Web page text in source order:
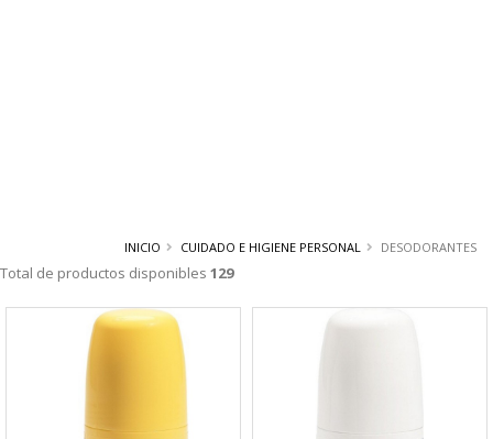
INICIO CUIDADO E HIGIENE PERSONAL DESODORANTES
Total de productos disponibles 129